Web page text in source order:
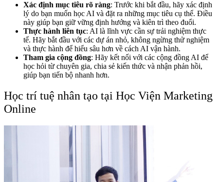
Xác định mục tiêu rõ ràng: Trước khi bắt đầu, hãy xác định
lý do bạn muốn học AI và đặt ra những mục tiêu cụ thể. Điều
này giúp bạn giữ vững định hướng và kiên trì theo đuổi.
Thực hành liên tục: AI là lĩnh vực cần sự trải nghiệm thực
tế. Hãy bắt đầu với các dự án nhỏ, không ngừng thử nghiệm
và thực hành để hiểu sâu hơn về cách AI vận hành.
Tham gia cộng đồng: Hãy kết nối với các cộng đồng AI để
học hỏi từ chuyên gia, chia sẻ kiến thức và nhận phản hồi,
giúp bạn tiến bộ nhanh hơn.
Học trí tuệ nhân tạo tại Học Viện Marketing
Online